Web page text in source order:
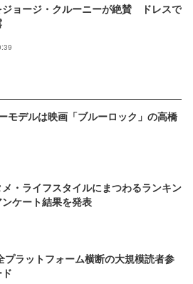
ジョージ・クルーニーが絶賛 ドレスで
モデルは映画「ブルーロック」の高橋
・ライフスタイルにまつわるランキン
ケート結果を発表
プラットフォーム横断の大規模読者参